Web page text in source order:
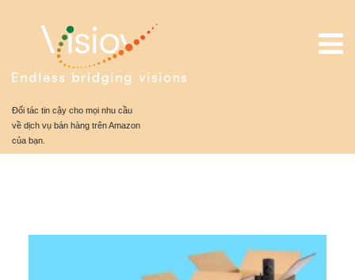
Đối tác tin cậy cho mọi nhu cầu
về dịch vụ bán hàng trên Amazon
của bạn.